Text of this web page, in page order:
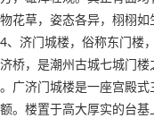
物花草，姿态各异，栩栩如
4、济门城楼，俗称东门楼
济桥，是潮州古城七城门
。广济门城楼是一座宫殿式
额。楼置于高大厚实的台